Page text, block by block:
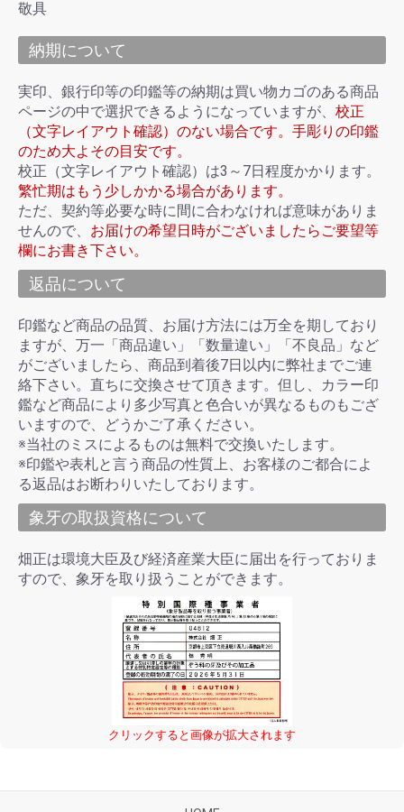
敬具
納期について
実印、銀行印等の印鑑等の納期は買い物カゴのある商品
ページの中で選択できるようになっていますが、 校正
（文字レイアウト確認）のない場合です。手彫りの印鑑
のため大よその目安です。
校正（文字レイアウト確認）は3～7日程度かかります。
繁忙期はもう少しかかる場合があります。
ただ、契約等必要な時に間に合わなければ意味がありま
せんので、 お届けの希望日時がございましたらご要望等
欄にお書き下さい。
返品について
印鑑など商品の品質、お届け方法には万全を期しており
ますが、万一「商品違い」「数量違い」「不良品」など
がございましたら、商品到着後7日以内に弊社までご連
絡下さい。直ちに交換させて頂きます。但し、カラー印
鑑など商品により多少写真と色合いが異なるものもござ
いますので、どうかご了承ください。
※当社のミスによるものは無料で交換いたします。
※印鑑や表札と言う商品の性質上、お客様のご都合によ
る返品はお断わりいたしております。
象牙の取扱資格について
畑正は環境大臣及び経済産業大臣に届出を行っておりま
すので、象牙を取り扱うことができます。
クリックすると画像が拡大されます